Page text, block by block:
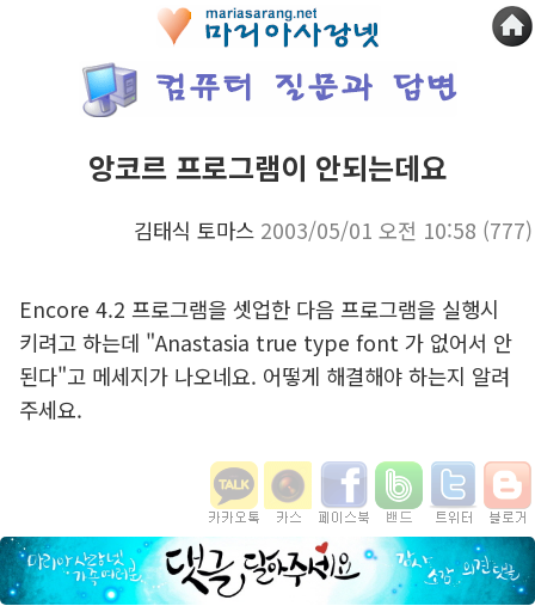
앙코르 프로그램이 안되는데요
김태식 토마스 2003/05/01 오전 10:58 (777)
Encore 4.2 프로그램을 셋업한 다음 프로그램을 실행시
키려고 하는데 "Anastasia true type font 가 없어서 안
된다"고 메세지가 나오네요. 어떻게 해결해야 하는지 알려
주세요.